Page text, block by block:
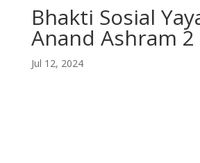
Bhakti Sosial
Anand Ashram 2
Jul 12, 2024